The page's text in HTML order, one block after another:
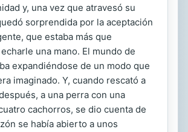
y, una vez que atravesó su
sorprendida por la aceptación
que estaba más que
una mano. El mundo de
expandiéndose de un modo que
imaginado. Y, cuando rescató a
a una perra con una
cachorros, se dio cuenta de
se había abierto a unos